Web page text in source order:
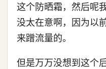
这个防晒霜，然后呢
没太在意啊，因为以
来蹭流量的。
但是万万没想到这个